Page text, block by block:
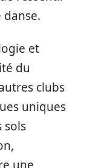
et
du
clubs
uniques
sols